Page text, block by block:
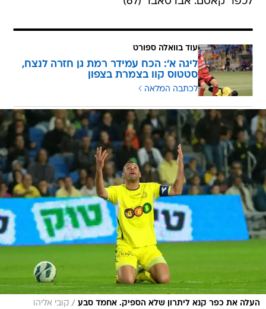
עוד בוואלה ספורט
ליגה א': הכח עמידר רמת גן חזרה לנצח,
סטטוס קוו בצמרת בצפון
לכתבה המלאה
העלה את כפר קנא ליתרון שלא הספיק. אחמד סבע / קובי אליהו